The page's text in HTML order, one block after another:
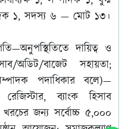
১, সদস্য ৬ — মোট ১৩।
দায়িত্ব ও
অডিট/বাজেট সহায়তা;
পদাধিকার বলে)—
ব্যাংক হিসাব
খরচের জন্য সর্বোচ্চ ৫,০০০